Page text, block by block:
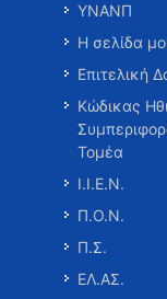
ΥΝΑΝΠ
Η σελίδα
Επιτελική
Κώδικας
Τομέα
Ι.Ι.Ε.Ν.
Π.Ο.Ν.
Π.Σ.
ΕΛ.ΑΣ.